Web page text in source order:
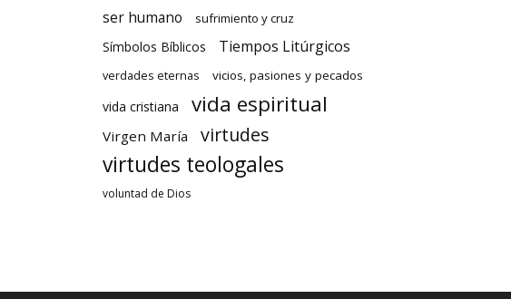
ser humano sufrimiento y cruz
Símbolos Bíblicos Tiempos Litúrgicos
verdades eternas vicios, pasiones y pecados
vida cristiana vida espiritual
Virgen María virtudes
virtudes teologales
voluntad de Dios